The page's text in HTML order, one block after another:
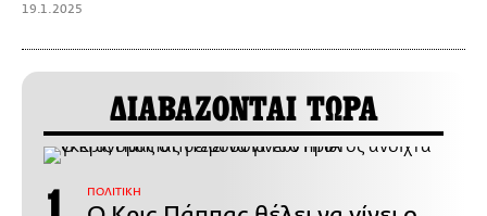
19.1.2025
ΔΙΑΒΑΖΟΝΤΑΙ ΤΩΡΑ
ΠΟΛΙΤΙΚΗ